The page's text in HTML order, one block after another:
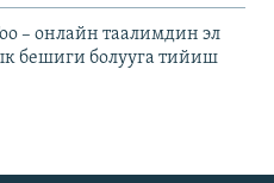
– онлайн таалимдин эл
бешиги болууга тийиш